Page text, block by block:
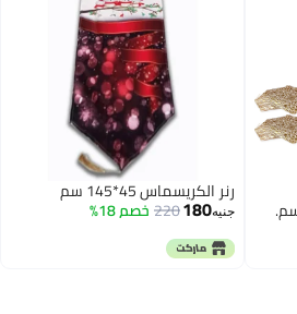
رنر الكريسماس 45*145 سم
جنيه180
220 خصم 18%